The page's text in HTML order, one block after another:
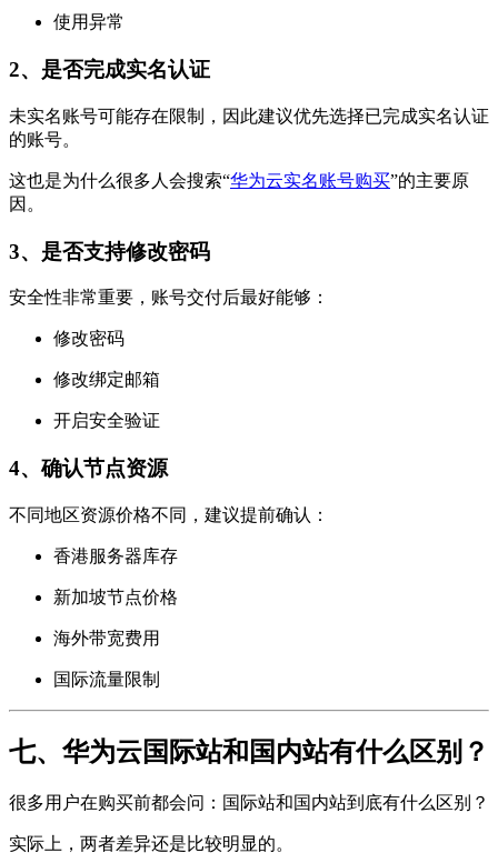
使用异常
2、是否完成实名认证
未实名账号可能存在限制，因此建议优先选择已完成实名认证
的账号。
这也是为什么很多人会搜索“华为云实名账号购买”的主要原
因。
3、是否支持修改密码
安全性非常重要，账号交付后最好能够：
修改密码
修改绑定邮箱
开启安全验证
4、确认节点资源
不同地区资源价格不同，建议提前确认：
香港服务器库存
新加坡节点价格
海外带宽费用
国际流量限制
七、华为云国际站和国内站有什么区别？
很多用户在购买前都会问：国际站和国内站到底有什么区别？
实际上，两者差异还是比较明显的。